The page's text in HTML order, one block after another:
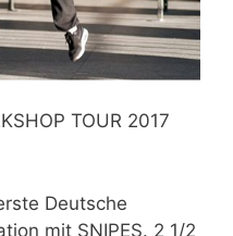
TOUR 2017
Deutsche
mit SNIPES. 2 1/2